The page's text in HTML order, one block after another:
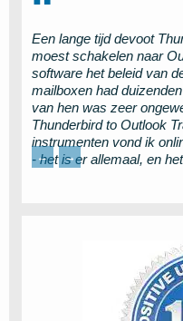
Een lange tijd devoot
moest schakelen naar
software het beleid van
mailboxen had
van hen was zeer
Thunderbird to Outlook
instrumenten vond ik
- het is er allemaal, en
← →